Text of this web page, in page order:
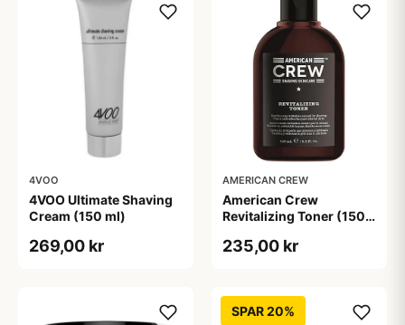
4VOO
4VOO Ultimate Shaving
Cream (150 ml)
269,00 kr
AMERICAN CREW
American Crew
Revitalizing Toner (150
235,00 kr
SPAR 20%